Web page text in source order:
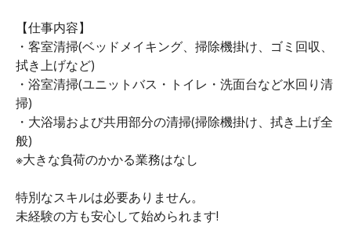
【仕事内容】
・客室清掃(ベッドメイキング、掃除機掛け、ゴミ回収、
拭き上げなど)
・浴室清掃(ユニットバス・トイレ・洗面台など水回り清
掃)
・大浴場および共用部分の清掃(掃除機掛け、拭き上げ全
般)
※大きな負荷のかかる業務はなし
特別なスキルは必要ありません。
未経験の方も安心して始められます!